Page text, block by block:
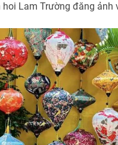
hoi Lam Trường đăng ảnh